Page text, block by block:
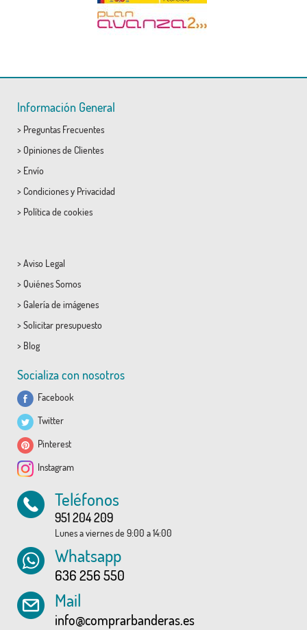
Información General
> Preguntas Frecuentes
> Opiniones de Clientes
> Envío
> Condicionesy Privacidad
> Política de cookies
> Aviso Legal
> Quiénes Somos
> Galería de imágenes
> Solicitar presupuesto
> Blog
Socializa con nosotros
Facebook
Twitter
Pinterest
Instagram
Teléfonos
951 204 209
Lunes a viernes de 9:00 a 14:00
Whatsapp
636 256 550
Mail
info@comprarbanderas.es